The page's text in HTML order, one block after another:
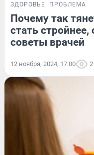
ЗДОРОВЬЕ ПРОБЛЕМА
Почему так
стать
советы врачей
12 ноября, 2024, 17:00